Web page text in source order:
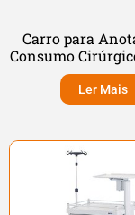
Carro para
Consumo
Ler Mais